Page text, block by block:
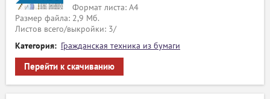
Формат листа: А4
Размер файла: 2,9 Мб.
Листов всего/выкройки: 3/
Категория: Гражданская техника из бумаги
Перейти к скачиванию